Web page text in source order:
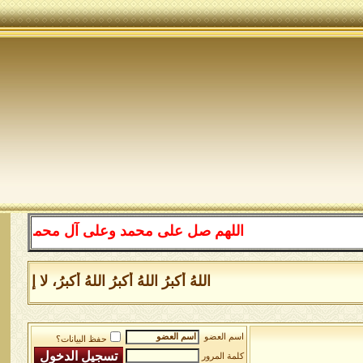
اللهم صل على محمد وعلى آل محمد كما صليت
اللهُ أكبرُ اللهُ أكبرُ اللهُ أكبرُ، لا إلهَ
اسم العضو
حفظ البيانات؟
كلمة المرور